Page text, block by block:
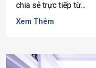
chia sẻ trực tiếp từ...
Xem Thêm